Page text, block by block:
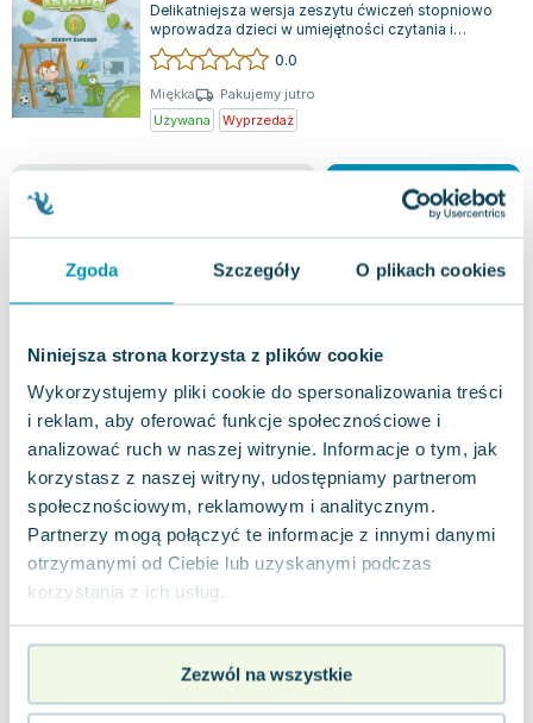
Zgoda Szczegóły O plikach cookies
Niniejsza strona korzysta z plików cookie
Wykorzystujemy pliki cookie do spersonalizowania treści
i reklam, aby oferować funkcje społecznościowe i
analizować ruch w naszej witrynie. Informacje o tym, jak
korzystasz z naszej witryny, udostępniamy partnerom
społecznościowym, reklamowym i analitycznym.
Partnerzy mogą połączyć te informacje z innymi danymi
otrzymanymi od Ciebie lub uzyskanymi podczas
korzystania z ich usług.
Zezwól na wszystkie
Delikatniejsza wersja zeszytu ćwiczeń stopniowo
wprowadza dzieci w umiejętności czytania i
pisania. W początkowej części roku szko...
0.0
Miękka
Pakujemy jutro
Używana
Wyprzedaż
48.17zł
Longman Pearson,2023 Tessa Lochow,Lochowski Tessa
ukończyli edukację przedszkolną. Program...
Miękka
Pakujemy 11.08
Nowa
72.95 Do koszyka
Stars and Heroes Starter. Zeszyt ćwiczeń
"Stars and Heroes" to nowoczesny zestaw
edukacyjny przeznaczony dla uczniów klas 0-3,
którzy posiadają już przedszkolne fundamenty...
0.0
Miękka
Pakujemy 11.08